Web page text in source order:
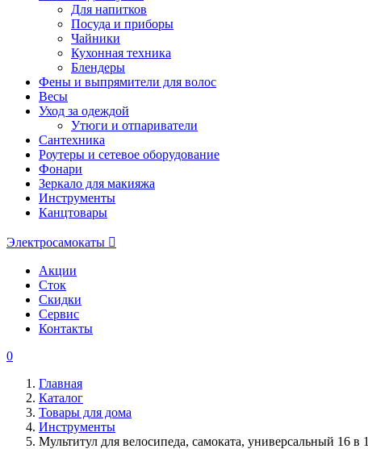
Для напитков
Посуда и приборы
Чайники
Кухонная техника
Блендеры
Фены и выпрямители для волос
Весы
Уход за одеждой
Утюги и отпариватели
Сантехника
Роутеры и сетевое оборудование
Фонари
Зеркало для макияжа
Инструменты
Канцтовары
Электросамокаты
Акции
Сток
Скидки
Сервис
Контакты
0
Главная
Каталог
Товары для дома
Инструменты
Мультитул для велосипеда, самоката, универсальный 16 в 1